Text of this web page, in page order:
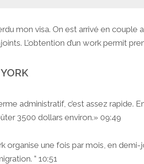
mon visa. On est arrivé en
L’obtention d’un work permit
administratif, c’est assez
3500 dollars environ.» 09:49
organise une fois par mois, en
” 10:51